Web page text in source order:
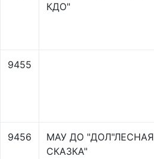
КДО"
9455
9456
МАУ ДО "ДОЛ"ЛЕСНАЯ
СКАЗКА"